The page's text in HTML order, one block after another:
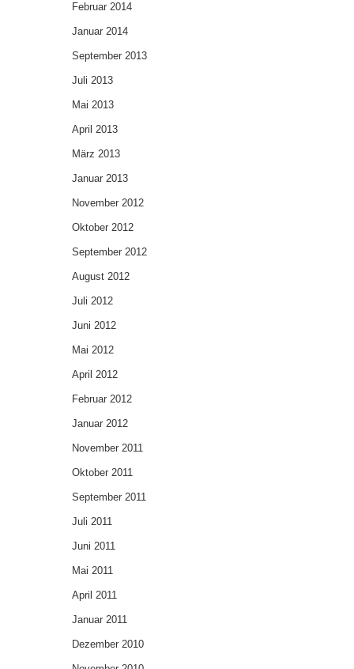
Februar 2014
Januar 2014
September 2013
Juli 2013
Mai 2013
April 2013
März 2013
Januar 2013
November 2012
Oktober 2012
September 2012
August 2012
Juli 2012
Juni 2012
Mai 2012
April 2012
Februar 2012
Januar 2012
November 2011
Oktober 2011
September 2011
Juli 2011
Juni 2011
Mai 2011
April 2011
Januar 2011
Dezember 2010